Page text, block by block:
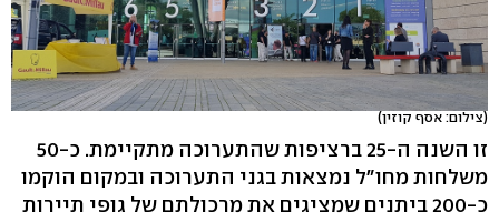
(צילום: אסף קוזין)
זו השנה ה-25 ברציפות שהתערוכה מתקיימת. כ-50
משלחות מחו"ל נמצאות בגני התערוכה ובמקום הוקמו
כ-200 ביתנים שמציגים את מרכולתם של גופי תיירות